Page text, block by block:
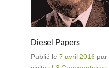
Diesel Papers
Publié le 7 avril 2016 par